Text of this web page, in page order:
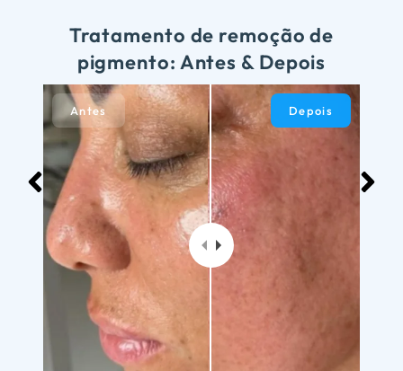
Tratamento de remoção de
pigmento: Antes & Depois
Antes Depois